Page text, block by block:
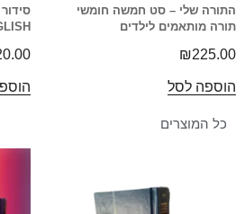
התורה שלי – סט חמשה חומשי
תורה מותאמים לילדים
₪225.00
הוספה לסל
כל המוצרים